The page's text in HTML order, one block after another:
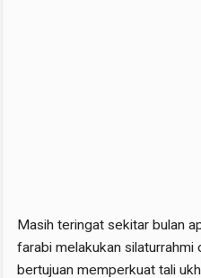
Masih teringat sekitar bulan
farabi melakukan
bertujuan memperkuat tali